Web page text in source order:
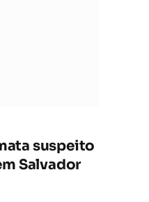
suspeito
Salvador